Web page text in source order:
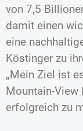
von 7,5
damit einen
eine
Köstinger zu
„Mein Ziel ist
Mountain-View
erfolgreich zu